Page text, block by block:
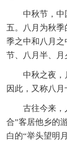
中秋节，
五。八月为秋
季之中和八月之
节、八月半、月
中秋之夜，
因此，又称八月
古往今来，
合”客居他乡的
白的“举头望明